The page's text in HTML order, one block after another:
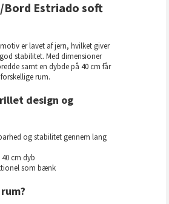
Estriado soft
er lavet af jern, hvilket giver
stabilitet. Med dimensioner
samt en dybde på 40 cm får
rum.
design og
og stabilitet gennem lang
cm dyb
som bænk